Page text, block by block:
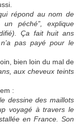
répond au nom de
péché”, explique
Ça fait huit ans
pas payé pour le
bien loin du mal de
aux cheveux teints
:
dessine des maillots
voyagé à travers le
en France. Son